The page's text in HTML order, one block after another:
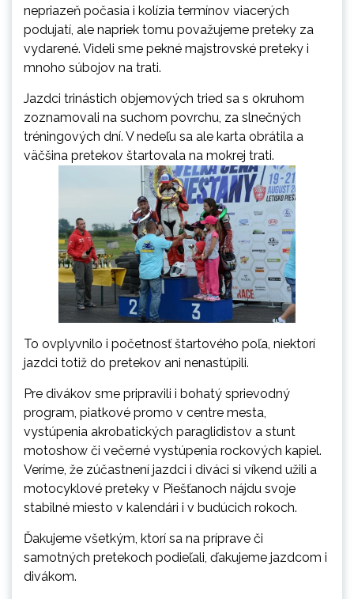
nepriazeň počasia i kolízia termínov viacerých
podujatí, ale napriek tomu považujeme preteky za
vydarené. Videli sme pekné majstrovské preteky i
mnoho súbojov na trati.
Jazdci trinástich objemových tried sa s okruhom
zoznamovali na suchom povrchu, za slnečných
tréningových dní. V nedeľu sa ale karta obrátila a
väčšina pretekov štartovala na mokrej trati.
To ovplyvnilo i početnosť štartového poľa, niektorí
jazdci totiž do pretekov ani nenastúpili.
Pre divákov sme pripravili i bohatý sprievodný
program, piatkové promo v centre mesta,
vystúpenia akrobatických paraglidistov a stunt
motoshow či večerné vystúpenia rockových kapiel.
Veríme, že zúčastnení jazdci i diváci si víkend užili a
motocyklové preteky v Piešťanoch nájdu svoje
stabilné miesto v kalendári i v budúcich rokoch.
Ďakujeme všetkým, ktorí sa na príprave či
samotných pretekoch podieľali, ďakujeme jazdcom i
divákom.